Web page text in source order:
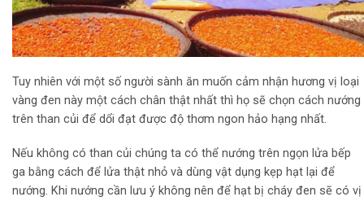
Tuy nhiên với một số người sành ăn muốn cảm nhận hương vị loại
vàng đen này một cách chân thật nhất thì họ sẽ chọn cách nướng
trên than củi để dổi đạt được độ thơm ngon hảo hạng nhất.
Nếu không có than củi chúng ta có thể nướng trên ngọn lửa bếp
ga bằng cách để lửa thật nhỏ và dùng vật dụng kẹp hạt lại để
nướng. Khi nướng cần lưu ý không nên để hạt bị cháy đen sẽ có vị